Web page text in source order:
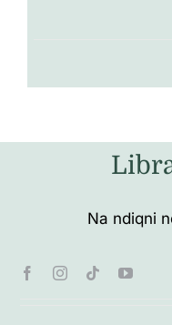
Na ndiqni